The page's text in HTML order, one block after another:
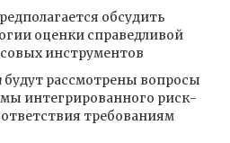
обсудить
оценки справедливой
инструментов
будут рассмотрены вопросы
интегрированного риск-
требованиям